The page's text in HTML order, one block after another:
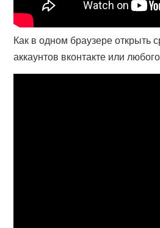
Как в одном браузере открыть
аккаунтов вконтакте или